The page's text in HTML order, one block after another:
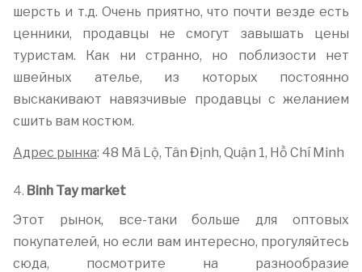
шерсть и т.д. Очень приятно, что почти везде есть
ценники, продавцы не смогут завышать цены
туристам. Как ни странно, но поблизости нет
швейных ателье, из которых постоянно
выскакивают навязчивые продавцы с желанием
сшить вам костюм.
Адрес рынка: 48 Mã Lộ, Tân Định, Quận 1, Hồ Chí Minh
4. Binh Tay market
Этот рынок, все-таки больше для оптовых
покупателей, но если вам интересно, прогуляйтесь
сюда, посмотрите на разнообразие